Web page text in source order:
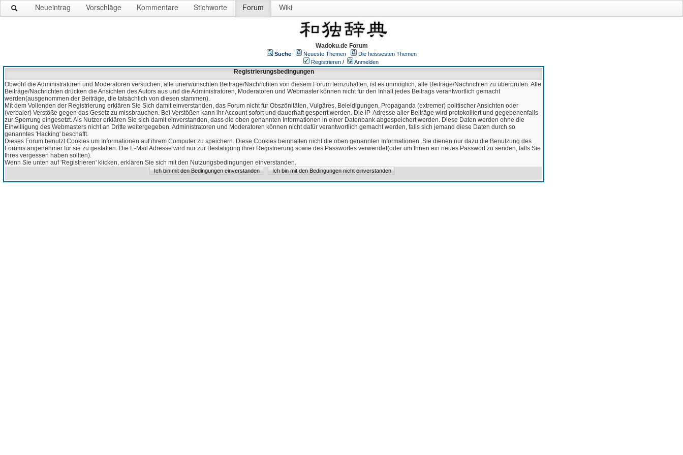
Neueintrag Vorschläge Kommentare Stichworte Forum Wiki
Wadoku.de Forum
Suche Neueste Themen
Die heissesten Themen
Registrieren / Anmelden
Registrierungsbedingungen
Obwohl die Administratoren und Moderatoren versuchen, alle unerwünschten Beiträge/Nachrichten von diesem Forum fernzuhalten, ist es unmöglich, alle Beiträge/Nachrichten zu überprüfen. Alle
Beiträge/Nachrichten drücken die Ansichten des Autors aus und die Administratoren, Moderatoren und Webmaster können nicht für den Inhalt jedes Beitrags verantwortlich gemacht
werden(ausgenommen der Beiträge, die tatsächlich von diesen stammen).
Mit dem Vollenden der Registrierung erklären Sie Sich damit einverstanden, das Forum nicht für Obszönitäten, Vulgäres, Beleidigungen, Propaganda (extremer) politischer Ansichten oder
(verbaler) Verstöße gegen das Gesetz zu missbrauchen. Bei Verstößen kann ihr Account sofort und dauerhaft gesperrt werden. Die IP-Adresse aller Beiträge wird protokolliert und gegebenenfalls
zur Sperrung eingesetzt. Als Nutzer erklären Sie sich damit einverstanden, dass die oben genannten Informationen in einer Datenbank abgespeichert werden. Diese Daten werden ohne die
Einwilligung des Webmasters nicht an Dritte weitergegeben. Administratoren und Moderatoren können nicht dafür verantwortlich gemacht werden, falls sich jemand diese Daten durch so
genanntes 'Hacking' beschafft.
Dieses Forum benutzt Cookies um Informationen auf ihrem Computer zu speichern. Diese Cookies beinhalten nicht die oben genannten Informationen. Sie dienen nur dazu die Benutzung des
Forums angenehmer für sie zu gestalten. Die E-Mail Adresse wird nur zur Bestätigung ihrer Registrierung sowie des Passwortes verwendet(oder um Ihnen ein neues Passwort zu senden, falls Sie
Ihres vergessen haben sollten).
Wenn Sie unten auf 'Registrieren' klicken, erklären Sie sich mit den Nutzungsbedingungen einverstanden.